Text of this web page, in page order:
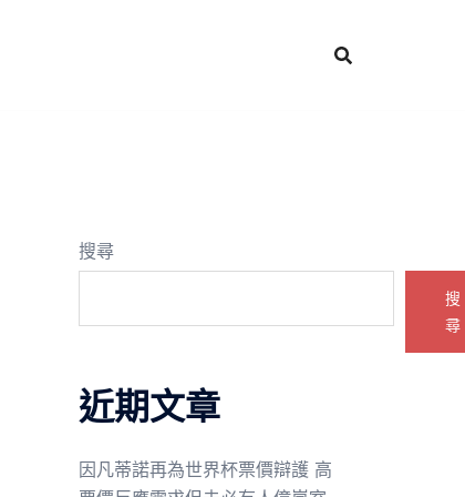
搜尋
搜
尋
近期文章
因凡蒂諾再為世界杯票價辯護 高